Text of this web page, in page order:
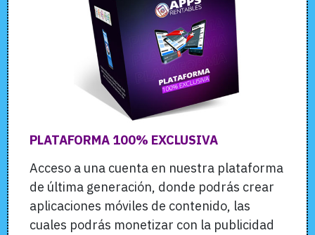
PLATAFORMA 100% EXCLUSIVA
Acceso a una cuenta en nuestra plataforma
de última generación, donde podrás crear
aplicaciones móviles de contenido, las
cuales podrás monetizar con la publicidad